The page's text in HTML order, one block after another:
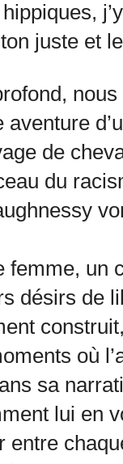
ton juste et
de
du
femme, un
désirs de
où
sa
lui en
entre